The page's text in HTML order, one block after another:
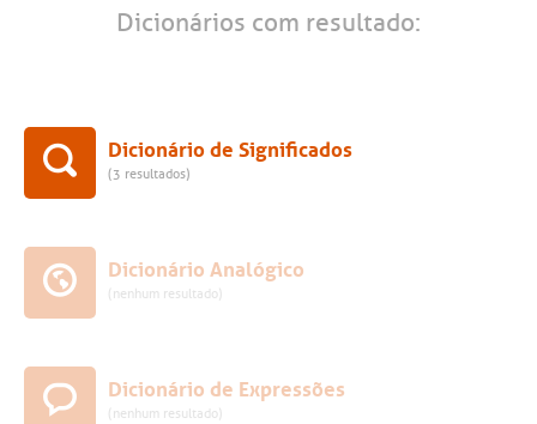
Dicionários com resultado:
Dicionário de Significados
(3 resultados)
Dicionário Analógico
(nenhum resultado)
Dicionário de Expressões
(nenhum resultado)